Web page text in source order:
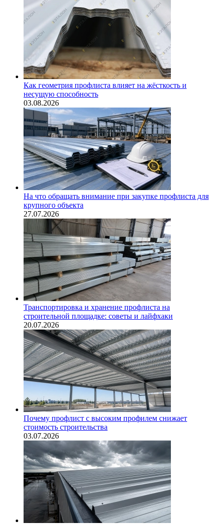
Как геометрия профлиста влияет на жёсткость и
несущую способность
03.08.2026
На что обращать внимание при закупке профлиста для
крупного объекта
27.07.2026
Транспортировка и хранение профлиста на
строительной площадке: советы и лайфхаки
20.07.2026
Почему профлист с высоким профилем снижает
стоимость строительства
03.07.2026